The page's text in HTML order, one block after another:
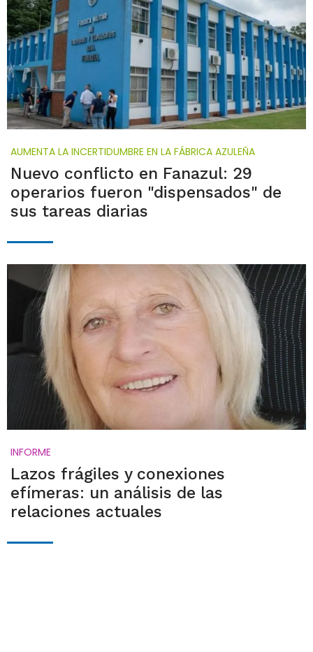
AUMENTA LA INCERTIDUMBRE EN LA FÁBRICA AZULEÑA
Nuevo conflicto en Fanazul: 29
operarios fueron "dispensados" de
sus tareas diarias
INFORME
Lazos frágiles y conexiones
efímeras: un análisis de las
relaciones actuales